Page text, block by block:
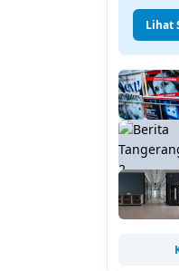
Lihat